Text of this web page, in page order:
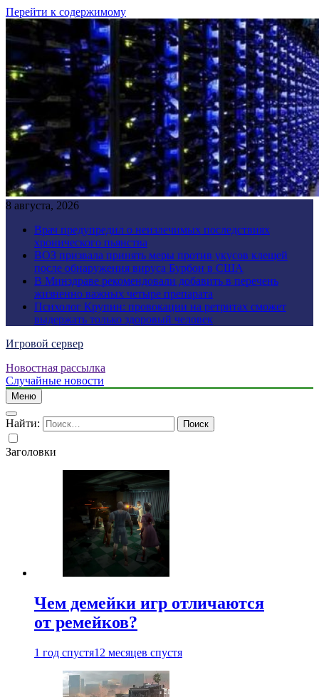
Перейти к содержимому
8 августа, 2026
Врач предупредил о неизлечимых последствиях
хронического пьянства
ВОЗ призвала принять меры против укусов клещей
после обнаружения вируса Бурбон в США
В Минздраве рекомендовали добавить в перечень
жизненно важных четыре препарата
Психолог Крупин: провокации на ретритах сможет
выдержать только здоровый человек
Игровой сервер
Новостная рассылка
Случайные новости
Меню
Найти:
Заголовки
Чем демейки игр отличаются
от ремейков?
1 год спустя12 месяцев спустя